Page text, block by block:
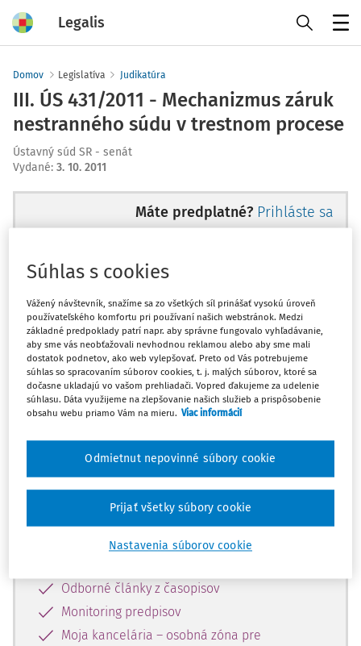
Legalis
Domov Legislatíva Judikatúra
III. ÚS 431/2011 - Mechanizmus záruk
nestranného súdu v trestnom procese
Ústavný súd SR - senát
Vydané: 3. 10. 2011
Máte predplatné? Prihláste sa
Ups, zatiaľ ste si prečítali len
začiatok...
Celý odborný obsah z tejto oblasti je
dostupný predplatiteľom portálu.
Odomknite si prístup k odbornému
obsahu a získajte prístup na 10 dní
zdarma, stačí sa len zaregistrovať.
Vďaka registrácii získate prístup aj k
vybranému obsahu:
Odborné články z časopisov
Monitoring predpisov
Moja kancelária – osobná zóna pre
Súhlas s cookies
Vážený návštevník, snažíme sa zo všetkých síl prinášať vysokú úroveň
používateľského komfortu pri používaní našich webstránok. Medzi
základné predpoklady patrí napr. aby správne fungovalo vyhľadávanie,
aby sme vás neobťažovali nevhodnou reklamou alebo aby sme mali
dostatok podnetov, ako web vylepšovať. Preto od Vás potrebujeme
súhlas so spracovaním súborov cookies, t. j. malých súborov, ktoré sa
dočasne ukladajú vo vašom prehliadači. Vopred ďakujeme za udelenie
súhlasu. Dáta využijeme na zlepšovanie našich služieb a prispôsobenie
obsahu webu priamo Vám na mieru. Viac informácií
Nastavenia súborov cookie
Odmietnut nepovinné súbory cookie
Prijať všetky súbory cookie